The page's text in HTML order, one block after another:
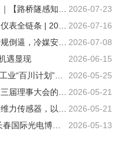
】诚邀传感器企业前来对接
2026-07-23
仪表创新发展大会即将开幕！
2026-07-16
全检测需要“芯”答案
2026-07-08
遇显现
2026-06-15
业共建工业大模型生态！
2026-05-25
大会的成果汇报
2026-05-21
面赋能机器人与工业自动化
2026-05-21
会议招展招商正式启动
2026-05-13